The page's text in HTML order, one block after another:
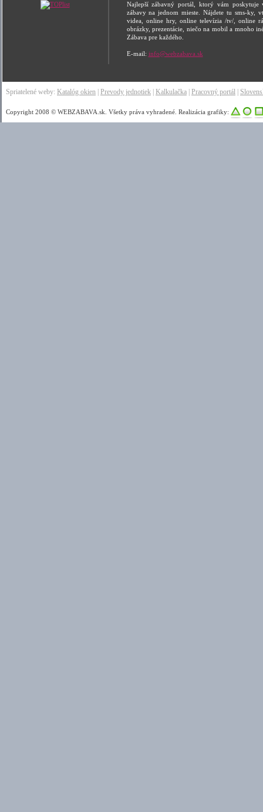
Najlepší zábavný portál, ktorý vám poskytuje
zábavy na jednom mieste. Nájdete tu sms-ky,
videa, online hry, online televízia /tv/, online
obrázky, prezentácie, niečo na mobil a mnoho
Zábava pre každého.
E-mail: info@webzabava.sk
Spriatelené weby: Katalóg okien Prevody jednotiek Kalkulačka Pracovný portál
Copyright 2008 © WEBZABAVA.sk. Všetky práva vyhradené. Realizácia grafiky: